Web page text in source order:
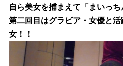
自ら美女を捕まえて「まいっ
第二回目はグラビア・女優と
女！！